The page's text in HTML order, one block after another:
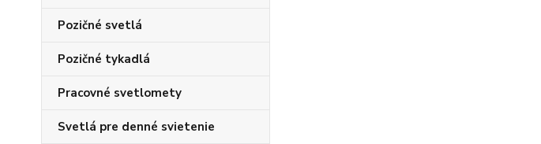
Pozičné svetlá
Pozičné tykadlá
Pracovné svetlomety
Svetlá pre denné svietenie